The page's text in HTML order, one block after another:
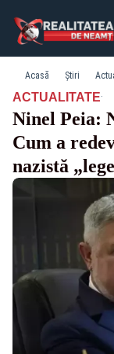
Acasă Știri
ACTUALITATE·
Ninel Peia:
Cum a
nazistă